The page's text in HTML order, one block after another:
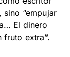
“empujar
El dinero
fruto extra”.